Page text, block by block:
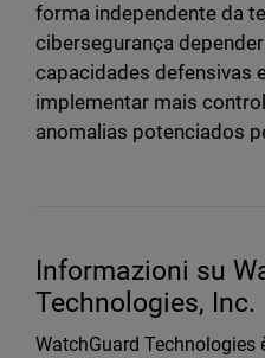
forma independente da
cibersegurança
capacidades defensivas
implementar mais
anomalias potenciados
Informazioni su
Technologies, Inc.
WatchGuard Technologies